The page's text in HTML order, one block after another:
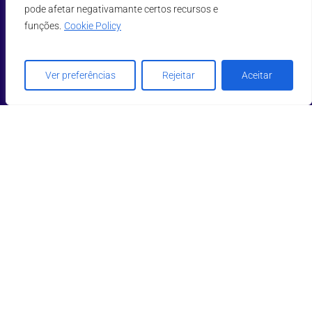
pode afetar negativamante certos recursos e
funções. Cookie Policy
Ver preferências Rejeitar Aceitar
Submeter